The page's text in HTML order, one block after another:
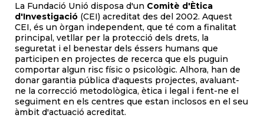
La Fundació Unió disposa d'un Comitè d'Ètica
d'Investigació (CEI) acreditat des del 2002. Aquest
CEI, és un òrgan independent, que té com a finalitat
principal, vetllar per la protecció dels drets, la
seguretat i el benestar dels éssers humans que
participen en projectes de recerca que els puguin
comportar algun risc físic o psicològic. Alhora, han de
donar garantia pública d'aquests projectes, avaluant-
ne la correcció metodològica, ètica i legal i fent-ne el
seguiment en els centres que estan inclosos en el seu
àmbit d'actuació acreditat.